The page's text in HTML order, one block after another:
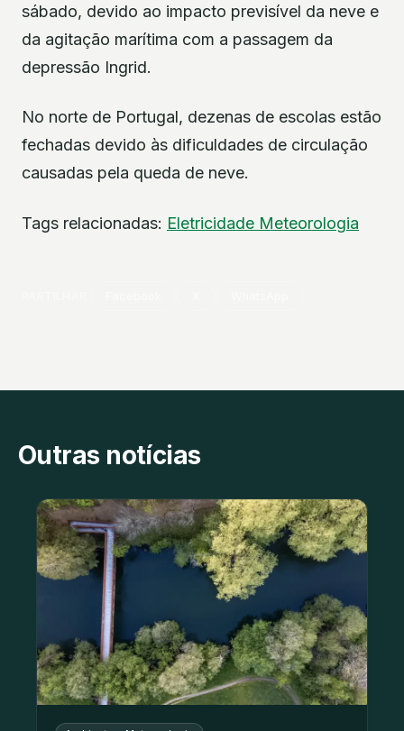
sábado, devido ao impacto previsível da neve e
da agitação marítima com a passagem da
depressão Ingrid.
No norte de Portugal, dezenas de escolas estão
fechadas devido às dificuldades de circulação
causadas pela queda de neve.
Tags relacionadas: Eletricidade Meteorologia
Outras notícias